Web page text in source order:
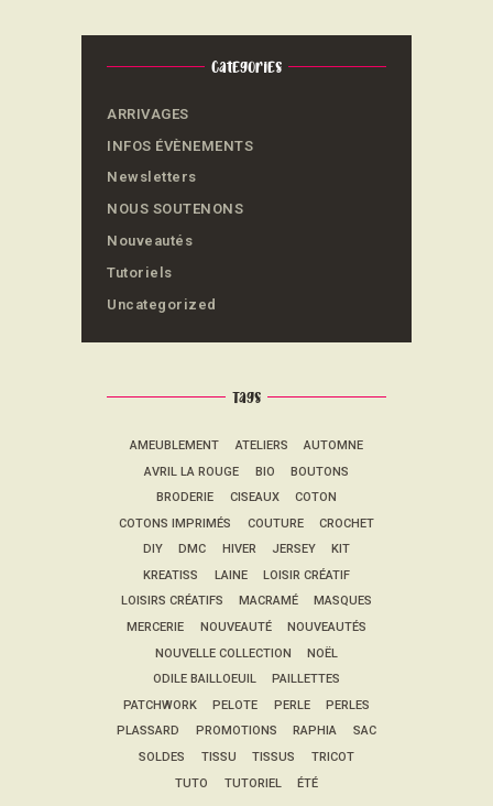
Categories
ARRIVAGES
INFOS ÉVÈNEMENTS
Newsletters
NOUS SOUTENONS
Nouveautés
Tutoriels
Uncategorized
Tags
AMEUBLEMENT ATELIERS
AUTOMNE
AVRIL LA ROUGE
BIO
BOUTONS
BRODERIE
CISEAUX
COTON
COTONS IMPRIMÉS
COUTURE
CROCHET
DIY
DMC HIVER JERSEY
KIT
KREATISS
LAINE
LOISIR CRÉATIF
LOISIRS CRÉATIFS
MACRAMÉ
MASQUES
MERCERIE
NOUVEAUTÉ
NOUVEAUTÉS
NOUVELLE COLLECTION
NOËL
ODILE BAILLOEUIL
PAILLETTES
PATCHWORK
PELOTE PERLE
PERLES
PLASSARD
PROMOTIONS RAPHIA
SAC
SOLDES
TISSU TISSUS
TRICOT
TUTO
TUTORIEL ÉTÉ